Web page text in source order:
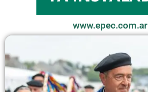
www.epec.com.ar